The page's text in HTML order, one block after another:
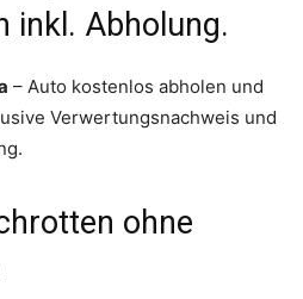
inkl. Abholung.
– Auto kostenlos abholen und
Verwertungsnachweis und
ohne